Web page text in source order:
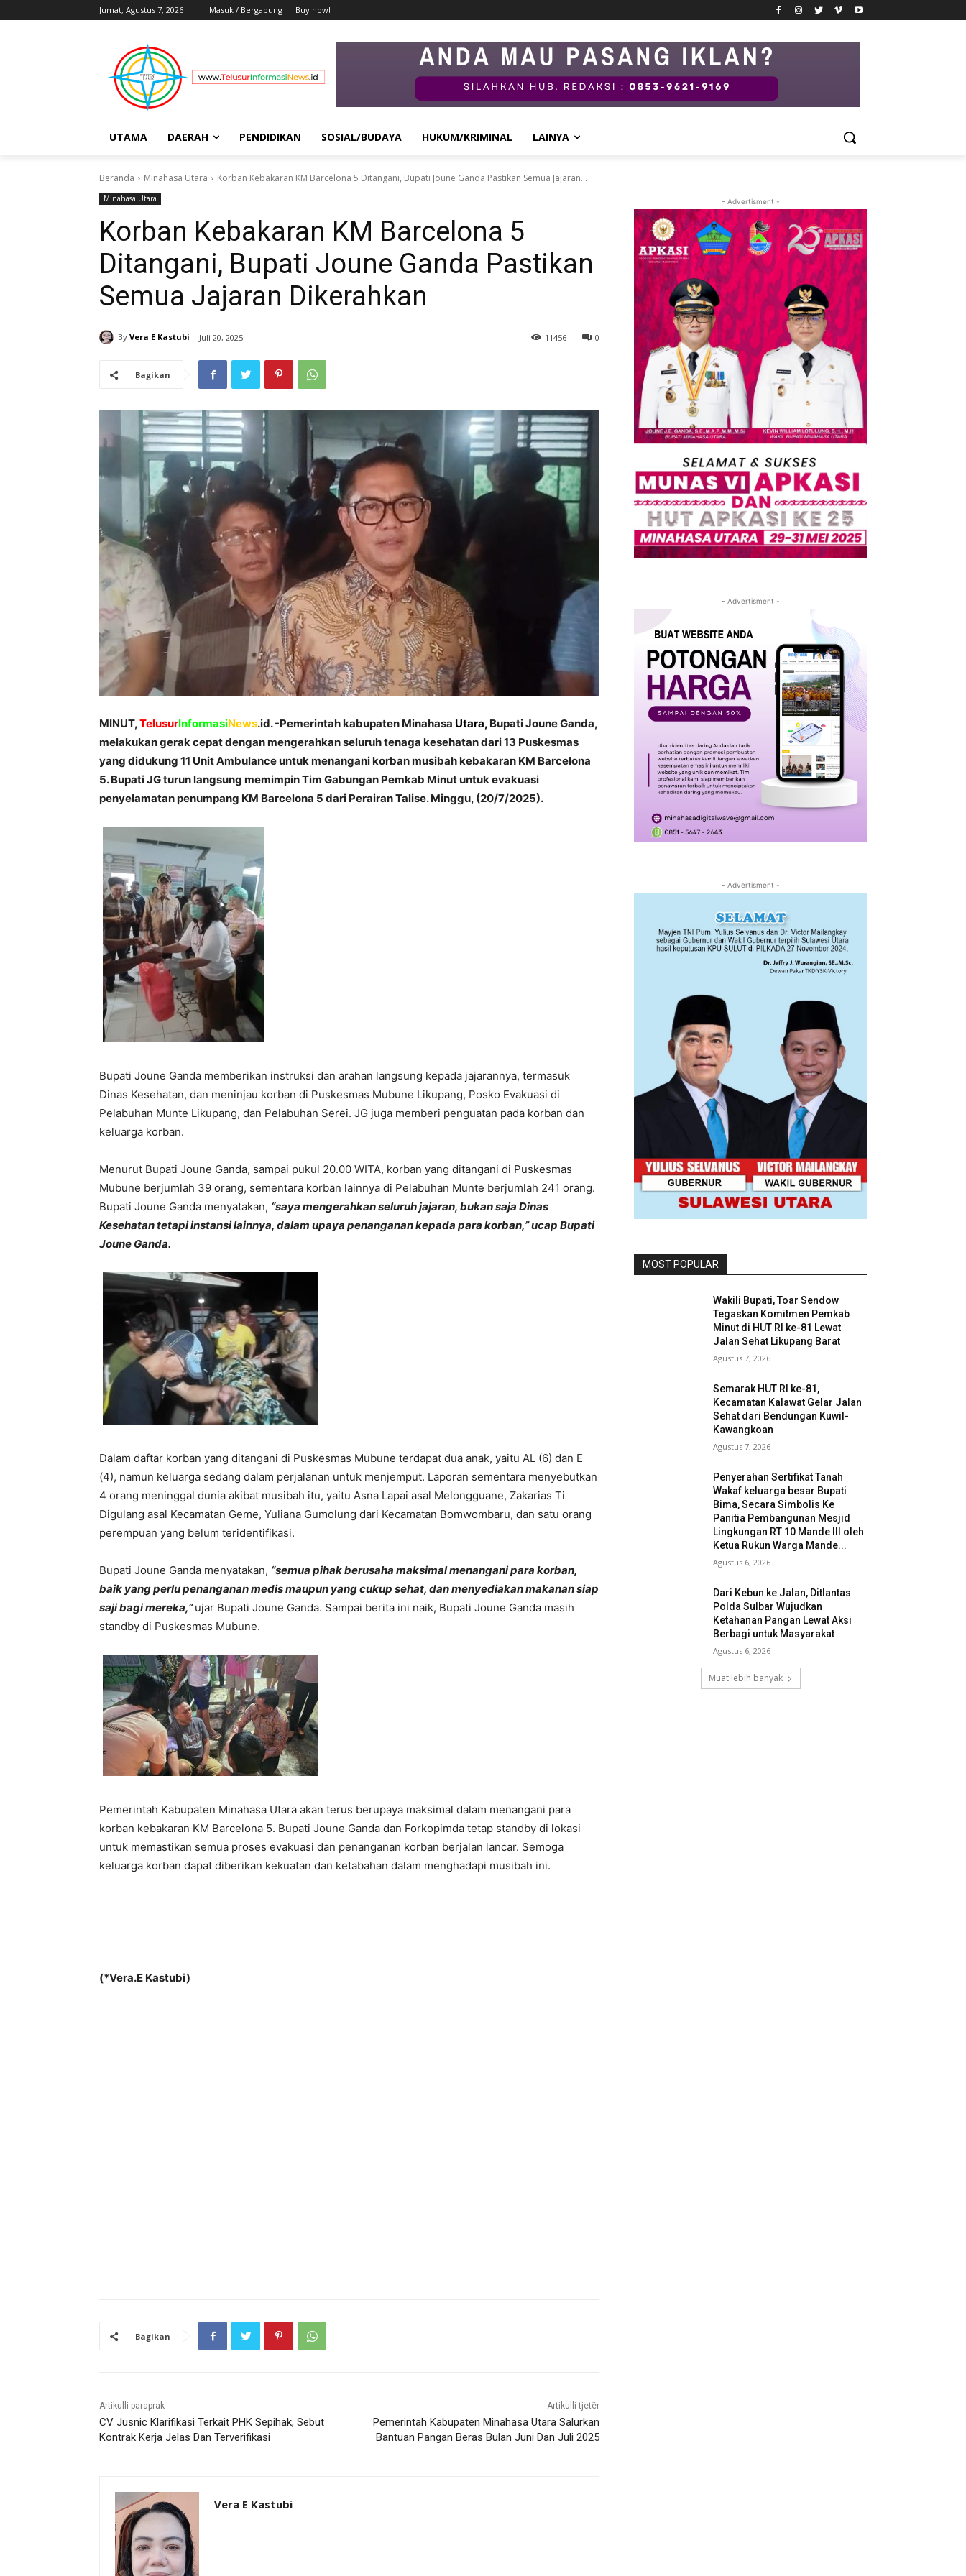
Jumat, Agustus 7, 2026 Masuk / Bergabung Buy now!
UTAMA DAERAH PENDIDIKAN SOSIAL/BUDAYA HUKUM/KRIMINAL LAINYA
Beranda Minahasa Utara Korban Kebakaran KM Barcelona 5 Ditangani, Bupati Joune Ganda Pastikan Semua Jajaran...
Minahasa Utara
Korban Kebakaran KM Barcelona 5
Ditangani, Bupati Joune Ganda Pastikan
Semua Jajaran Dikerahkan
By Vera E Kastubi Juli 20, 2025 0
11456
Bagikan
MINUT,TelusurInformasiNews.id. -Pemerintah kabupaten Minahasa Utara, Bupati Joune Ganda,
melakukan gerak cepat dengan mengerahkan seluruh tenaga kesehatan dari 13 Puskesmas
yang didukung 11 Unit Ambulance untuk menangani korban musibah kebakaran KM Barcelona
5. Bupati JG turun langsung memimpin Tim Gabungan Pemkab Minut untuk evakuasi
penyelamatan penumpang KM Barcelona 5 dari Perairan Talise. Minggu, (20/7/2025).
Bupati Joune Ganda memberikan instruksi dan arahan langsung kepada jajarannya, termasuk
Dinas Kesehatan, dan meninjau korban di Puskesmas Mubune Likupang, Posko Evakuasi di
Pelabuhan Munte Likupang, dan Pelabuhan Serei. JG juga memberi penguatan pada korban dan
keluarga korban.
Menurut Bupati Joune Ganda, sampai pukul 20.00 WITA, korban yang ditangani di Puskesmas
Mubune berjumlah 39 orang, sementara korban lainnya di Pelabuhan Munte berjumlah 241 orang.
Bupati Joune Ganda menyatakan, “saya mengerahkan seluruh jajaran, bukan saja Dinas
Kesehatan tetapi instansi lainnya, dalam upaya penanganan kepada para korban,” ucap Bupati
Joune Ganda.
Dalam daftar korban yang ditangani di Puskesmas Mubune terdapat dua anak, yaitu AL (6) dan E
(4), namun keluarga sedang dalam perjalanan untuk menjemput. Laporan sementara menyebutkan
4 orang meninggal dunia akibat musibah itu, yaitu Asna Lapai asal Melongguane, Zakarias Ti
Digulang asal Kecamatan Geme, Yuliana Gumolung dari Kecamatan Bomwombaru, dan satu orang
perempuan yang belum teridentifikasi.
Bupati Joune Ganda menyatakan, “semua pihak berusaha maksimal menangani para korban,
baik yang perlu penanganan medis maupun yang cukup sehat, dan menyediakan makanan siap
saji bagi mereka,” ujar Bupati Joune Ganda. Sampai berita ini naik, Bupati Joune Ganda masih
standby di Puskesmas Mubune.
Pemerintah Kabupaten Minahasa Utara akan terus berupaya maksimal dalam menangani para
korban kebakaran KM Barcelona 5. Bupati Joune Ganda dan Forkopimda tetap standby di lokasi
untuk memastikan semua proses evakuasi dan penanganan korban berjalan lancar. Semoga
keluarga korban dapat diberikan kekuatan dan ketabahan dalam menghadapi musibah ini.
(*Vera.E Kastubi)
Bagikan
Artikulli paraprak
CV Jusnic Klarifikasi Terkait PHK Sepihak, Sebut
Kontrak Kerja Jelas Dan Terverifikasi
Artikulli tjetër
Pemerintah Kabupaten Minahasa Utara Salurkan
Bantuan Pangan Beras Bulan Juni Dan Juli 2025
Vera E Kastubi
- Advertisment -
- Advertisment -
- Advertisment -
MOST POPULAR
Wakili Bupati, Toar Sendow
Tegaskan Komitmen Pemkab
Minut di HUT RI ke-81 Lewat
Jalan Sehat Likupang Barat
Agustus 7, 2026
Semarak HUT RI ke-81,
Kecamatan Kalawat Gelar Jalan
Sehat dari Bendungan Kuwil-
Kawangkoan
Agustus 7, 2026
Penyerahan Sertifikat Tanah
Wakaf keluarga besar Bupati
Bima, Secara Simbolis Ke
Panitia Pembangunan Mesjid
Lingkungan RT 10 Mande III oleh
Ketua Rukun Warga Mande...
Agustus 6, 2026
Dari Kebun ke Jalan, Ditlantas
Polda Sulbar Wujudkan
Ketahanan Pangan Lewat Aksi
Berbagi untuk Masyarakat
Agustus 6, 2026
Muat lebih banyak